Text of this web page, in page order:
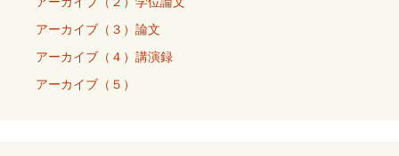
アーカイブ（３）論文
アーカイブ（４）講演録
アーカイブ（５）